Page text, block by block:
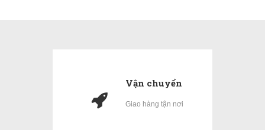
Vận chuyển
Giao hàng tận nơi